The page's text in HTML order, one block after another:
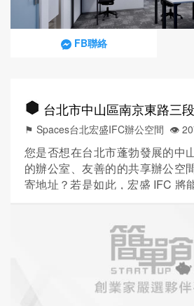
FB聯絡
台北市中山區南京東路三
⚑ Spaces台北宏盛IFC辦公空間 👁️‍
您是否想在台北市蓬勃發展的中
的辦公室、友善的的共享辦公空
寄地址？若是如此，宏盛 IFC 將
擇，尤其適合金融服務業。 渣打
南銀行等銀行就坐落於周圍。該
外，更享有良好的地利之便。該
呢？此大樓直通捷運南...